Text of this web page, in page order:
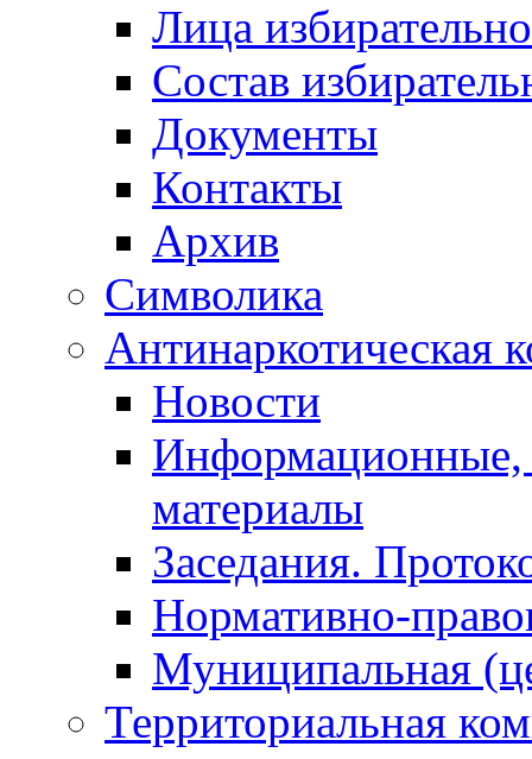
Лица
Состав
Документы
Контакты
Архив
Символика
Антинаркотическая
Новости
Информационные,
материалы
Заседания.
Нормативно-
Муниципальная
Территориальная